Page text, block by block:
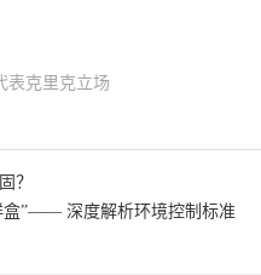
表克里克立场
？
盒”—— 深度解析环境控制标准